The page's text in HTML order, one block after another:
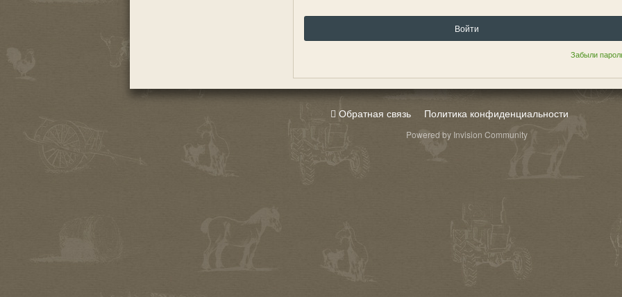
Войти
Забыли
Обратная связь Политика конфиденциальности
Powered by Invision Community